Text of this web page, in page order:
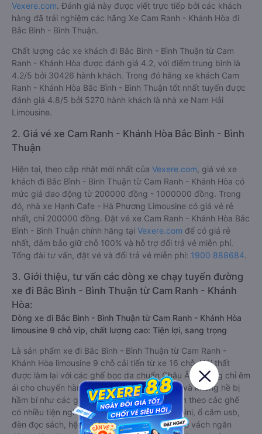
Vexere.com. Đánh giá này được viết trực tiếp bởi các khách
hàng đã trải nghiệm các hãng Xe Cam Ranh - Khánh Hòa đi
Bắc Bình - Bình Thuận.
Chất lượng các xe khách đi Bắc Bình - Bình Thuận từ Cam
Ranh - Khánh Hòa được đánh giá 4.2, với điểm trung bình là
4.2/5 bởi 30426 hành khách. Trong đó hãng xe khách Cam
Ranh - Khánh Hòa Bắc Bình - Bình Thuận tốt nhất tuyến được
đánh giá 4.8/5 bởi 5270 hành khách là nhà xe Nam Hải
Limousine.
2. Giá vé xe Cam Ranh - Khánh Hòa Bắc Bình - Bình
Thuận
Hiện tại, theo cập nhật mới nhất của Vexere.com , giá vé xe
khách đi Bắc Bình - Bình Thuận từ Cam Ranh - Khánh Hòa có
mức giá dao động từ 200000 đồng - 1000000 đồng. Trong
đó, nhà xe Hạnh Cafe - Hà Phương Limousine có giá vé rẻ
nhất, chỉ 200000 đồng. Đặt vé xe Cam Ranh - Khánh Hòa Bắc
Bình - Bình Thuận chính hãng tại Vexere.com để có giá rẻ
nhất, đảm bảo giữ chỗ 100% và hỗ trợ đổi trả vé miễn phí.
Tổng đài tư vấn, đặt vé và đổi trả vé miễn phí: 1900 888684.
3. Giới thiệu, tư vấn các dòng xe chạy tuyến đường
xe đi Bắc Bình - Bình Thuận từ Cam Ranh - Khánh
Hòa:
Dòng xe đi Bắc Bình - Bình Thuận từ Cam Ranh - Khánh Hòa
limousine 9 chỗ vip, chất lượng cao: Tiện lợi, sang trọng
Là sản phẩm xe đi Bắc Bình - Bình Thuận từ Cam Ranh -
Khánh Hòa limousine 9 chỗ cải tiến từ xe 16 chỗ. Nội thất
được làm lại với các ghế bọc da chuẩn Châu Âu, không chỉ êm
ái cho chuyến hành trình xa, mà còn mát mẻ và không hề bị
hầm bí như các ghế bọc da bình thường. Kèm theo các ghế
có nhiều tiện nghi hiện đại như ti-vi, tủ lạnh mini, ổ cắm usb,
đèn đọc sách, hệ thống âm thanh cao cấp. Có vách ngăn